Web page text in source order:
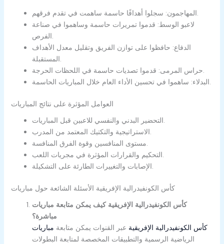
المهاجمون: سجلوا أهدافًا حاسمة ساهمت في تقدم فرقهم.
لاعبو الوسط: قدموا تمريرات حاسمة وساهموا في صناعة
الفرص.
الدفاع: حافظوا على توازن الفريق وتقليل معدل الأهداف
المستقبلة.
حراس المرمى: قدموا تصديات حاسمة في اللحظات الحرجة.
البدلاء: ساهموا في تحسين الأداء العام خلال المباريات الحاسمة.
العوامل المؤثرة على نتائج المباريات
التحضير البدني والنفسي للاعبين قبل المباريات.
الاستراتيجية والتكتيك المعتمد من المدرب.
مستوى المنافسين وقوة الفرق المنافسة.
التحكيم والقرارات المؤثرة في مجريات اللعب.
الإصابات والتغييرات الطارئة على التشكيلة.
الأسئلة الشائعة حول مباريات ‎كأس الكونفيدرالية الإفريقية
كيف يمكن متابعة مباريات ‎كأس الكونفيدرالية الإفريقية
مباشرة؟
يمكن متابعة
مباريات ‎كأس الكونفيدرالية الإفريقية عبر القنوات
الرياضية الرسمية والتطبيقات المخصصة لمتابعة البطولات